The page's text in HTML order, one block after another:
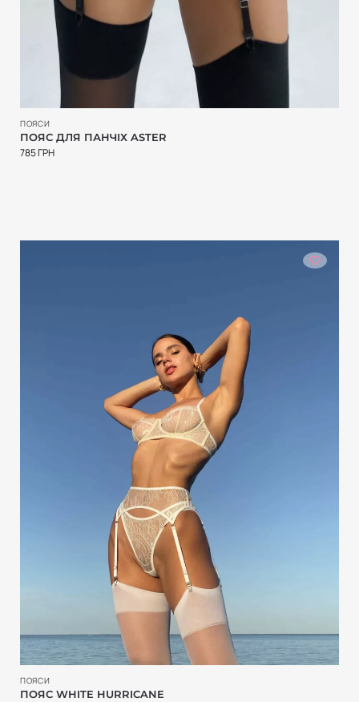
ПОЯСИ
ПОЯС ДЛЯ ПАНЧІХ ASTER
785ГРН
ПОЯСИ
ПОЯС WHITE HURRICANE